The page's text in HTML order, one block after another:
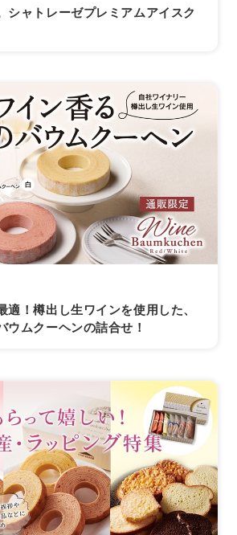
シャトレーゼプレミアムアイスク
適！樽出し生ワインを使用した、
ウムクーヘンの詰合せ！